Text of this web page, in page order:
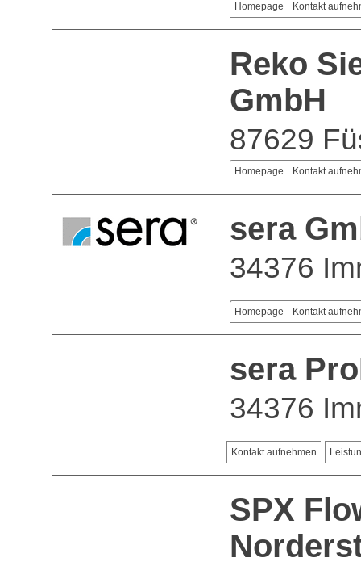
Homepage Kontakt
Reko
GmbH
87629
Homepage Kontakt
sera
34376
Homepage Kontakt
sera
34376
Kontakt aufnehmen
SPX